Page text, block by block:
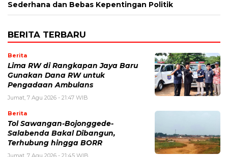
Sederhana dan Bebas Kepentingan Politik
BERITA TERBARU
Berita
Lima RW di Rangkapan Jaya Baru
Gunakan Dana RW untuk
Pengadaan Ambulans
Jumat, 7 Agu 2026 - 21:47 WIB
Berita
Tol Sawangan-Bojonggede-
Salabenda Bakal Dibangun,
Terhubung hingga BORR
Jumat, 7 Agu 2026 - 21:45 WIB